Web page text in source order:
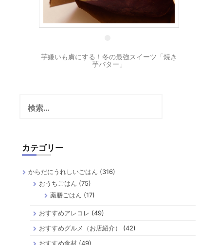
芋嫌いも虜にする！冬の最強スイーツ「焼き
芋バター」
カテゴリー
からだにうれしいごはん (316)
おうちごはん (75)
薬膳ごはん (17)
おすすめアレコレ (49)
おすすめグルメ（お店紹介）
(42)
おすすめ食材 (49)